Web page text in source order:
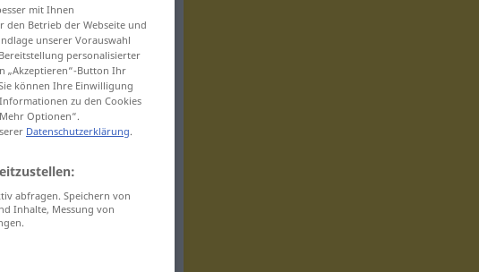
mit Ihnen
den Betrieb der Webseite und
unserer Vorauswahl
personalisierter
„Akzeptieren“-Button Ihr
können Ihre Einwilligung
zu den Cookies
Optionen“.
Datenschutzerklärung.
abfragen. Speichern von
Inhalte, Messung von